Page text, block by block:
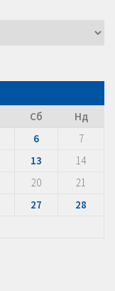
Сб
Нд
6
7
13
14
20
21
27
28